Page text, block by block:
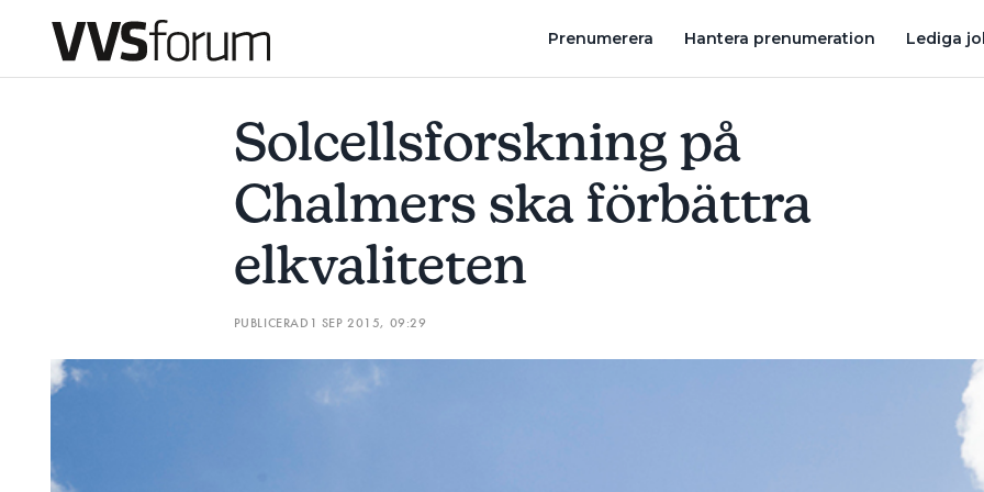
Prenumerera Hantera prenumeration Lediga
Prenumerera
Hantera prenumeration
Läs E-tidningen
Kontakt
Solcellsforskning på
Chalmers ska förbättra
elkvaliteten
PUBLICERAD 1 SEP 2015, 09:29
SOLCELLSFORSKNING PÅ CHALMERS SKA FÖRBÄTTRA ELKVALITETEN SOLVÄRME KAN GE 80 PROCENT AV UPPVÄRMNINGEN